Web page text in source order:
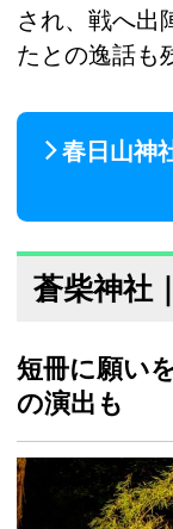
され、戦へ出
たとの逸話も
春日山神
蒼柴神社
短冊に願い
の演出も